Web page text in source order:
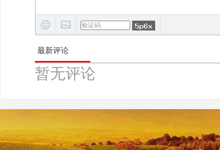
最新评论
暂无评论